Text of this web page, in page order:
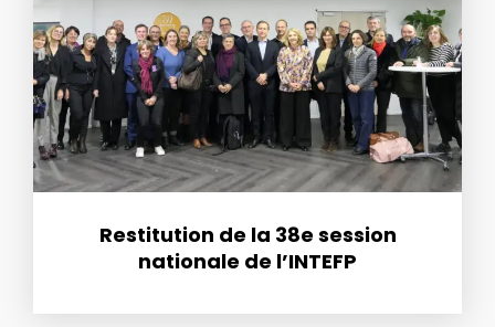
Restitution de la 38e session
nationale de l’INTEFP